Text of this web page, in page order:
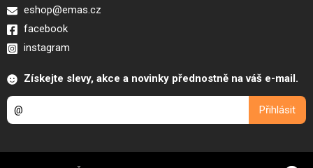
eshop@emas.cz
facebook
instagram
Získejte slevy, akce a novinky přednostně na váš e-mail.